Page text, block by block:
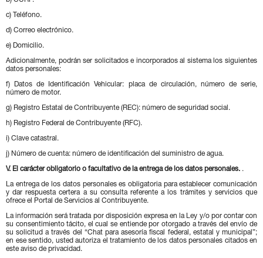
c) Teléfono.
d) Correo electrónico.
e) Domicilio.
Adicionalmente, podrán ser solicitados e incorporados al sistema los siguientes
datos personales:
f) Datos de Identificación Vehicular: placa de circulación, número de serie,
número de motor.
g) Registro Estatal de Contribuyente (REC): número de seguridad social.
h) Registro Federal de Contribuyente (RFC).
i) Clave catastral.
j) Número de cuenta: número de identificación del suministro de agua.
V. El carácter obligatorio o facultativo de la entrega de los datos personales. .
La entrega de los datos personales es obligatoria para establecer comunicación
y dar respuesta certera a su consulta referente a los trámites y servicios que
ofrece el Portal de Servicios al Contribuyente.
La información será tratada por disposición expresa en la Ley y/o por contar con
su consentimiento tácito, el cual se entiende por otorgado a través del envío de
su solicitud a través del “Chat para asesoría fiscal federal, estatal y municipal”;
en ese sentido, usted autoriza el tratamiento de los datos personales citados en
este aviso de privacidad.